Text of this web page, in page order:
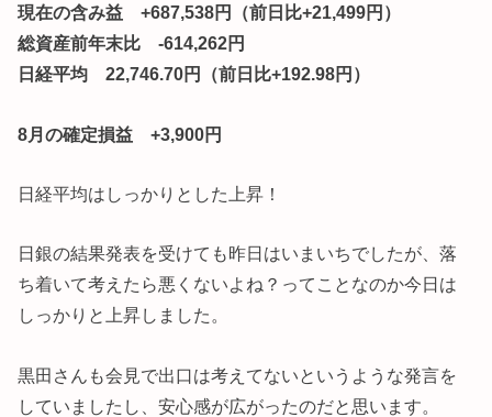
現在の含み益 +687,538円（前日比+21,499円）
総資産前年末比 -614,262円
日経平均 22,746.70円（前日比+192.98円）
8月の確定損益 +3,900円
日経平均はしっかりとした上昇！
日銀の結果発表を受けても昨日はいまいちでしたが、落
ち着いて考えたら悪くないよね？ってことなのか今日は
しっかりと上昇しました。
黒田さんも会見で出口は考えてないというような発言を
していましたし、安心感が広がったのだと思います。